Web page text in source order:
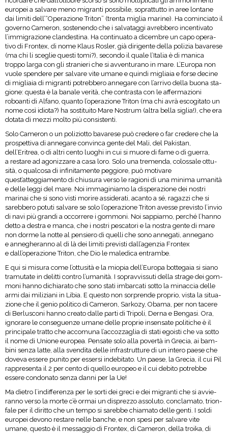
euro­pei a sal­vare meno migranti pos­si­bile, soprat­tutto in aree lon­tane
dai limiti dell’“Operazione Tri­ton” (trenta miglia marine). Ha comin­ciato il
governo Came­ron, soste­nendo che i sal­va­taggi avreb­bero incen­ti­vato
l’immigrazione clan­de­stina. Ha con­ti­nuato a dicem­bre un capo ope­ra­
tivo di Fron­tex, di nome Klaus Rosler, già diri­gente della poli­zia bava­rese
(ma chi li sce­glie que­sti tomi?), secondo il quale l’Italia è di manica
troppo larga con gli stra­nieri che si avven­tu­rano in mare. L’Europa non
vuole spen­dere per sal­vare vite umane e quindi migliaia e forse decine
di migliaia di migranti potreb­bero anne­gare con l’arrivo della buona sta­
gione: que­sta è la banale verità, che con­tra­sta con le affer­ma­zioni
roboanti di Alfano, quanto l’operazione Tri­ton (ma chi avrà esco­gi­tato un
nome così idiota?) ha sosti­tuito Mare Nostrum (altra bella siglia!), che era
dotata di mezzi molto più consistenti.
Solo Came­ron o un poli­ziotto bava­rese può cre­dere o far cre­dere che la
pro­spet­tiva di anne­gare con­vinca gente del Mali, del Paki­stan,
dell’Eritrea, o di altri cento luo­ghi in cui si muore di fame o di guerra,
a restare ad ago­niz­zare a casa loro. Solo una tre­menda, colos­sale ottu­
sità, o qual­cosa di infi­ni­ta­mente peg­giore, può moti­vare
quest’atteggiamento di chiu­sura verso le ragioni di una minima uma­nità
e delle leggi del mare. Noi imma­gi­niamo la dispe­ra­zione dei nostri
mari­nai che si sono visti morire assi­de­rati, acanto a sé, ragazzi che si
sareb­bero potuti sal­vare se solo l’operazione Tri­ton avesse pre­vi­sto l’invio
di navi più grandi a occor­rere i gom­moni. Noi sap­piamo, per­ché l’hanno
detto a destra e manca, che i nostri pesca­tori e la nostra gente di mare
non dorme la notte al pen­siero di quelli che sono anne­gati, anne­gano
e anne­ghe­ranno al di là dei limiti pre­vi­sti dall’agenzia Fron­tex
e dall’operazione Tri­ton, che Dio le male­dica entrambe.
E qui si misura come l’ottusità e la mio­pia dell’Europa bot­te­gaia si siano
tra­mu­tate in delitti con­tro l’umanità. I soprav­vis­suti della strage dei gom­
moni hanno dichia­rato che sono stati imbar­cati sotto la minac­cia delle
armi dai mili­ziani in Libia. E que­sto non sor­prende pro­prio, vista la situa­
zione che il genio poli­tico di Came­ron, Sar­kozy, Obama, per non tacere
di Ber­lu­sconi hanno creato dalle parti di Tri­poli, Derna e Ben­gasi. Ora,
igno­rare le con­se­guenze umane delle pro­prie insen­sate poli­ti­che è il
prin­ci­pale tratto che acco­muna l’accozzaglia di stati egoi­sti che va sotto
il nome di Unione euro­pea. Pen­sate solo alla povertà in Gre­cia, ai bam­
bini senza latte, alla sven­dita delle infra­strut­ture di un intero paese che
doveva essere punito per essersi inde­bi­tato. Un paese, la Gre­cia, il cui Pil
rap­pre­senta il 2 per cento di quello euro­peo e il cui debito potrebbe
essere con­do­nato senza danni per la Ue!
Ma die­tro l’indifferenza per le sorti dei greci e dei migranti che si avvie­
ranno verso la morte c’è ormai un disprezzo asso­luto, con­cla­mato, trion­
fale per il diritto che un tempo si sarebbe chia­mato delle genti. I soldi
euro­pei devono restare nelle ban­che, e non spesi per sal­vare vite
umane, que­sto è il mes­sag­gio di Fron­tex, di Came­ron, della troika, di